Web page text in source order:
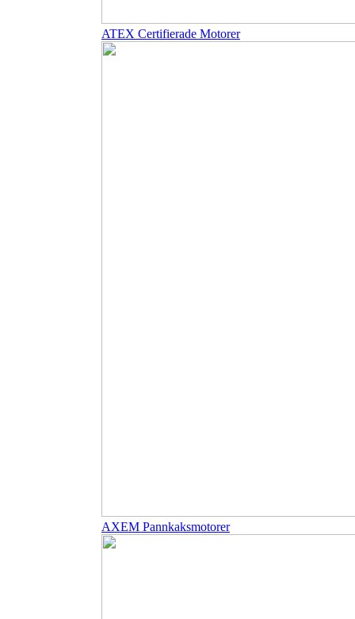
ATEX Certifierade Motorer
AXEM Pannkaksmotorer